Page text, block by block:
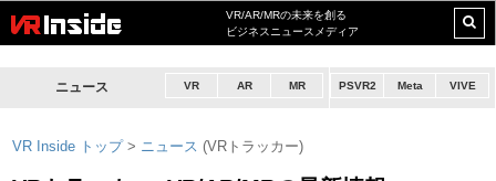
VR/AR/MRの未来を創る
ビジネスニュースメディア
ニュース VR AR MR PSVR2 Meta VIVE
VR Inside トップ > ニュース (VRトラッカー)